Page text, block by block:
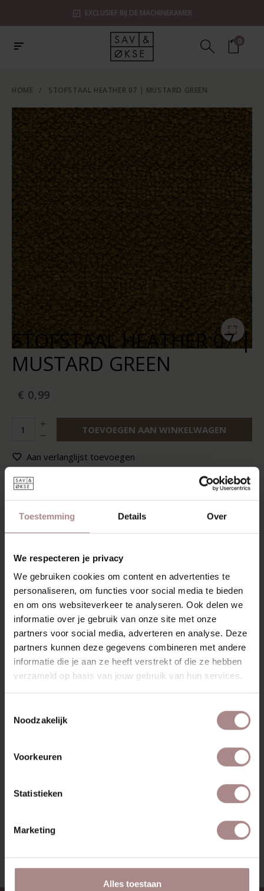
Toestemming Details Over
We respecteren je privacy
We gebruiken cookies om content en advertenties te
personaliseren, om functies voor social media te bieden
en om ons websiteverkeer te analyseren. Ook delen we
informatie over je gebruik van onze site met onze
partners voor social media, adverteren en analyse. Deze
partners kunnen deze gegevens combineren met andere
informatie die je aan ze heeft verstrekt of die ze hebben
verzameld op basis van jouw gebruik van hun services.
Noodzakelijk
Voorkeuren
Statistieken
Marketing
Alles toestaan
EXCLUSIEF BIJ DE MACHINEKAMER
0
HOME / STOFSTAAL HEATHER 07 | MUSTARD GREEN
STOFSTAAL HEATHER 07 |
MUSTARD GREEN
€ 0,99
TOEVOEGEN AAN WINKELWAGEN
Aan verlanglijst toevoegen
Op voorraad:
Levertijd:
RECENT BEKEKEN
STOFSTAAL
MUSTARD GREEN